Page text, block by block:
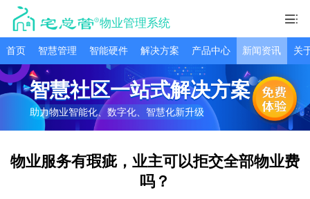
物业管理系统
首页 智慧管理 智能硬件 解决方案 产品中心 新闻资讯 关
智慧社区一站式解决方案
助力物业智能化、数字化、智慧化新升级
物业服务有瑕疵，业主可以拒交全部物业费
吗？